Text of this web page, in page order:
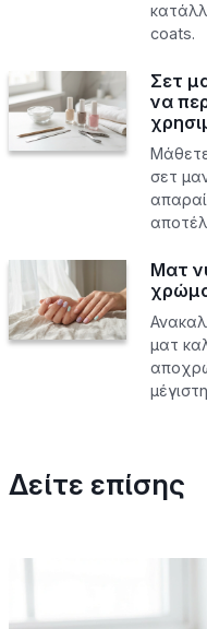
coats.
Σετ
να
σετ
Ματ
ματ
Δείτε επίσης